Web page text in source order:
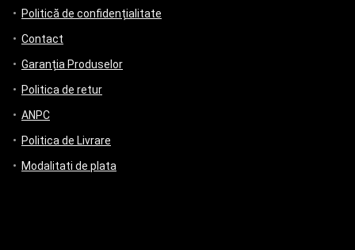
Politică de confidențialitate
Contact
Garanția Produselor
Politica de retur
ANPC
Politica de Livrare
Modalitati de plata